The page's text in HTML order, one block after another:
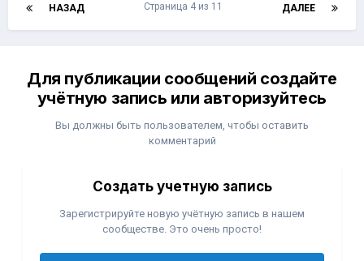
НАЗАД ДАЛЕЕ
Страница 4 из 11
Для публикации сообщений создайте
учётную запись или авторизуйтесь
Вы должны быть пользователем, чтобы оставить
комментарий
Создать учетную запись
Зарегистрируйте новую учётную запись в нашем
сообществе. Это очень просто!